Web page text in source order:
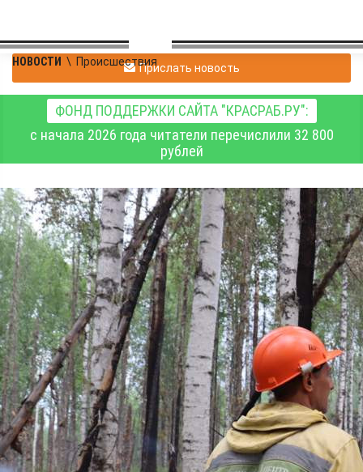
НОВОСТИ \ ПроисшествияПрислать новость
ФОНД ПОДДЕРЖКИ САЙТА "КРАСРАБ.РУ":
с начала 2026 года читатели перечислили 32 800
рублей
На севере
Красноярского края
усилили группировку
для тушения лесных
пожаров
Происшествия
15.06.2026 12:10 324